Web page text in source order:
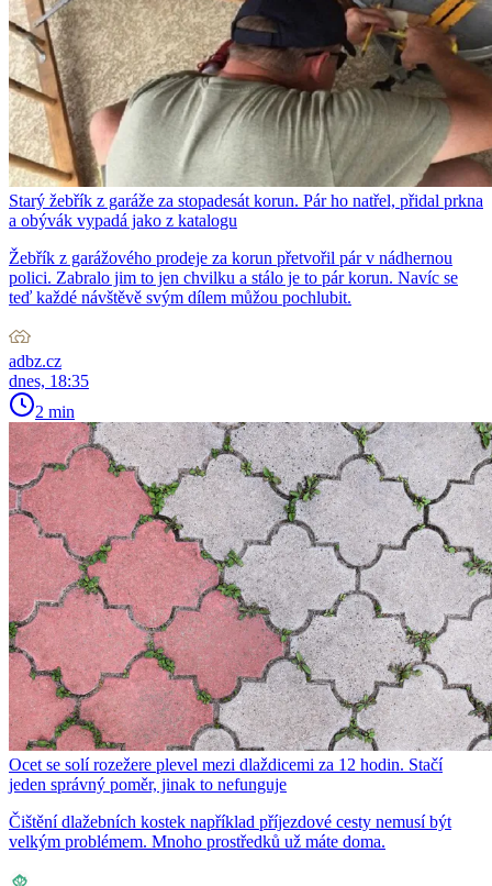
Starý žebřík z garáže za stopadesát korun. Pár ho natřel, přidal prkna
a obývák vypadá jako z katalogu
Žebřík z garážového prodeje za korun přetvořil pár v nádhernou
polici. Zabralo jim to jen chvilku a stálo je to pár korun. Navíc se
teď každé návštěvě svým dílem můžou pochlubit.
adbz.cz
dnes, 18:35
2 min
Ocet se solí rozežere plevel mezi dlaždicemi za 12 hodin. Stačí
jeden správný poměr, jinak to nefunguje
Čištění dlažebních kostek například příjezdové cesty nemusí být
velkým problémem. Mnoho prostředků už máte doma.